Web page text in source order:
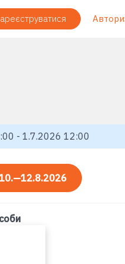
- 1.7.2026 12:00